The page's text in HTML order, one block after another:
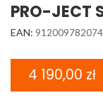
PRO-JECT
EAN:
4 190,00 zł